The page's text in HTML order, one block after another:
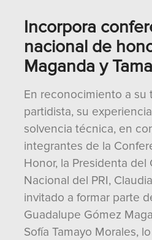
Incorpora
nacional de
Maganda y
En reconocimiento a su
partidista, su
solvencia técnica, en
integrantes de la
Honor, la Presidenta del
Nacional del PRI,
invitado a formar parte
Guadalupe Gómez
Sofía Tamayo Morales,